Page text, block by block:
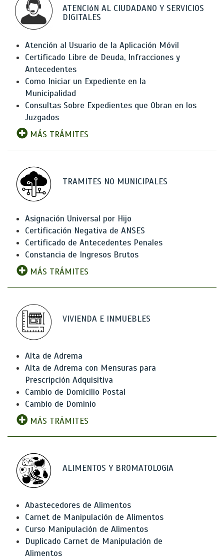
ATENCIóN AL CIUDADANO Y SERVICIOS
DIGITALES
Atención al Usuario de la Aplicación Móvil
Certificado Libre de Deuda, Infracciones y
Antecedentes
Como Iniciar un Expediente en la
Municipalidad
Consultas Sobre Expedientes que Obran en los
Juzgados
MÁS TRÁMITES
TRAMITES NO MUNICIPALES
Asignación Universal por Hijo
Certificación Negativa de ANSES
Certificado de Antecedentes Penales
Constancia de Ingresos Brutos
MÁS TRÁMITES
VIVIENDA E INMUEBLES
Alta de Adrema
Alta de Adrema con Mensuras para
Prescripción Adquisitiva
Cambio de Domicilio Postal
Cambio de Dominio
MÁS TRÁMITES
ALIMENTOS Y BROMATOLOGíA
Abastecedores de Alimentos
Carnet de Manipulación de Alimentos
Curso Manipulación de Alimentos
Duplicado Carnet de Manipulación de
Alimentos